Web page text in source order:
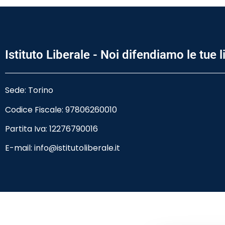
Istituto Liberale - Noi difendiamo le tue
Sede: Torino
Codice Fiscale: 97806260010
Partita Iva: 12276790016
E-mail: info@istitutoliberale.it